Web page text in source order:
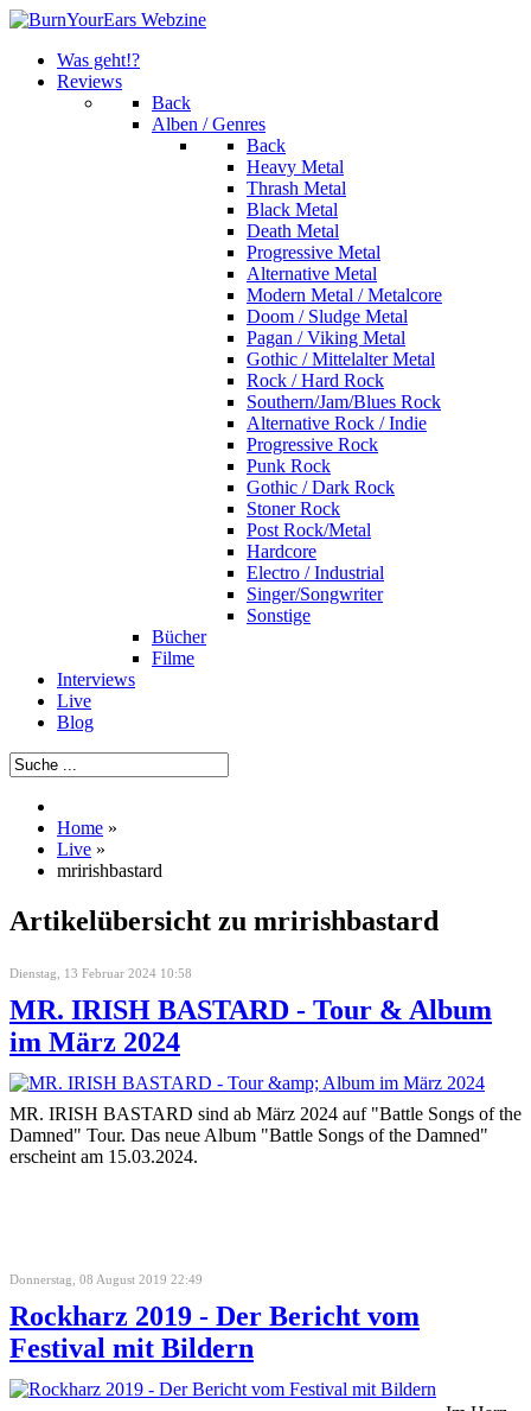
Was geht!?
Reviews
Back
Alben / Genres
Back
Heavy Metal
Thrash Metal
Black Metal
Death Metal
Progressive Metal
Alternative Metal
Modern Metal / Metalcore
Doom / Sludge Metal
Pagan / Viking Metal
Gothic / Mittelalter Metal
Rock / Hard Rock
Southern/Jam/Blues Rock
Alternative Rock / Indie
Progressive Rock
Punk Rock
Gothic / Dark Rock
Stoner Rock
Post Rock/Metal
Hardcore
Electro / Industrial
Singer/Songwriter
Sonstige
Bücher
Filme
Interviews
Live
Blog
Home »
Live »
mririshbastard
Artikelübersicht zu mririshbastard
Dienstag, 13 Februar 2024 10:58
MR. IRISH BASTARD - Tour & Album
im März 2024
MR. IRISH BASTARD sind ab März 2024 auf "Battle Songs of the
Damned" Tour. Das neue Album "Battle Songs of the Damned"
erscheint am 15.03.2024.
Donnerstag, 08 August 2019 22:49
Rockharz 2019 - Der Bericht vom
Festival mit Bildern